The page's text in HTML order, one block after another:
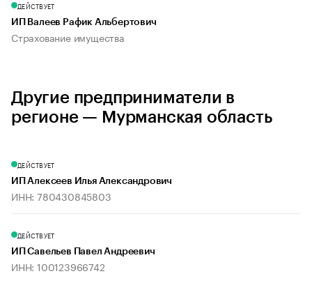
ДЕЙСТВУЕТ
ИП Валеев Рафик Альбертович
Страхование имущества
Другие предприниматели в
регионе — Мурманская область
ДЕЙСТВУЕТ
ИП Алексеев Илья Александрович
ИНН: 780430845803
ДЕЙСТВУЕТ
ИП Савельев Павел Андреевич
ИНН: 100123966742